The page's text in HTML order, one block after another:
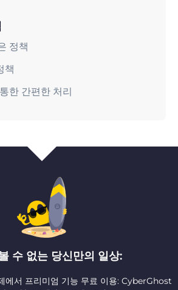
정책
책
한 간편한 처리
수 없는 당신만의 일상:
에서 프리미엄 기능 무료 이용: CyberGhost